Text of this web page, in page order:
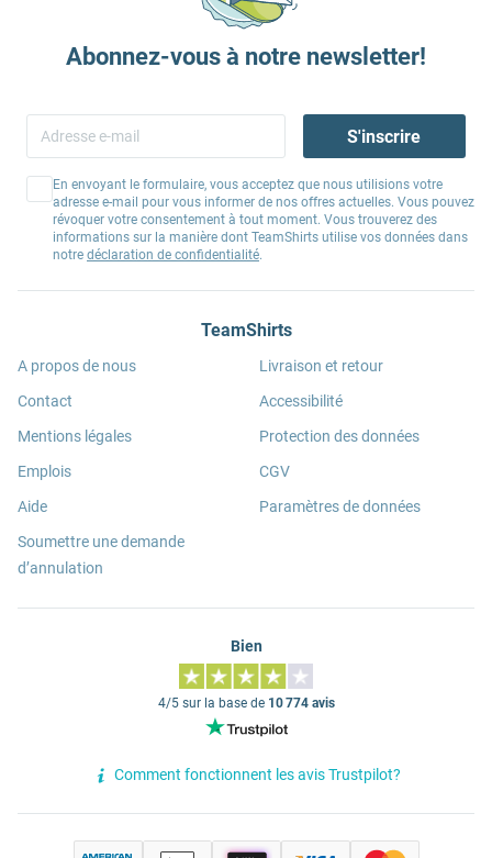
Abonnez-vous à notre newsletter!
S'inscrire
En envoyant le formulaire, vous acceptez que nous utilisions votre
adresse e-mail pour vous informer de nos offres actuelles. Vous pouvez
révoquer votre consentement à tout moment. Vous trouverez des
informations sur la manière dont TeamShirts utilise vos données dans
notre déclaration de confidentialité.
TeamShirts
A propos de nous
Contact
Mentions légales
Emplois
Aide
Soumettre une demande
d’annulation
Livraison et retour
Accessibilité
Protection des données
CGV
Paramètres de données
Bien
4/5 sur la base de 10 774 avis
Comment fonctionnent les avis Trustpilot?